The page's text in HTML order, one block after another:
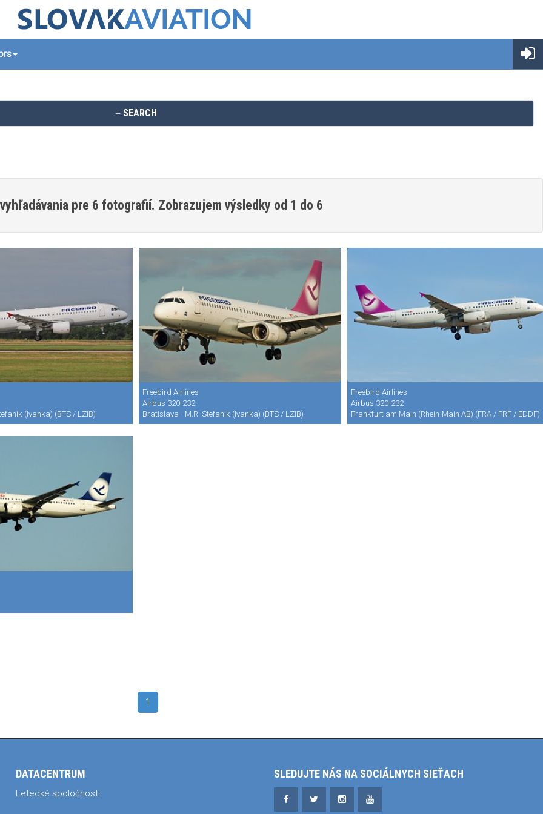
SEARCH
pre 6 fotografií. Zobrazujem výsledky od 1 do 6
(Ivanka) (BTS / LZIB)
Freebird Airlines
Airbus 320-232
Bratislava - M.R. Stefanik (Ivanka) (BTS / LZIB)
Freebird Airlines
Airbus 320-232
Frankfurt am Main (Rhein-Main AB) (FRA / FRF / EDDF)
1
DATACENTRUM
Letecké spoločnosti
SLEDUJTE NÁS NA SOCIÁLNYCH SIEŤACH